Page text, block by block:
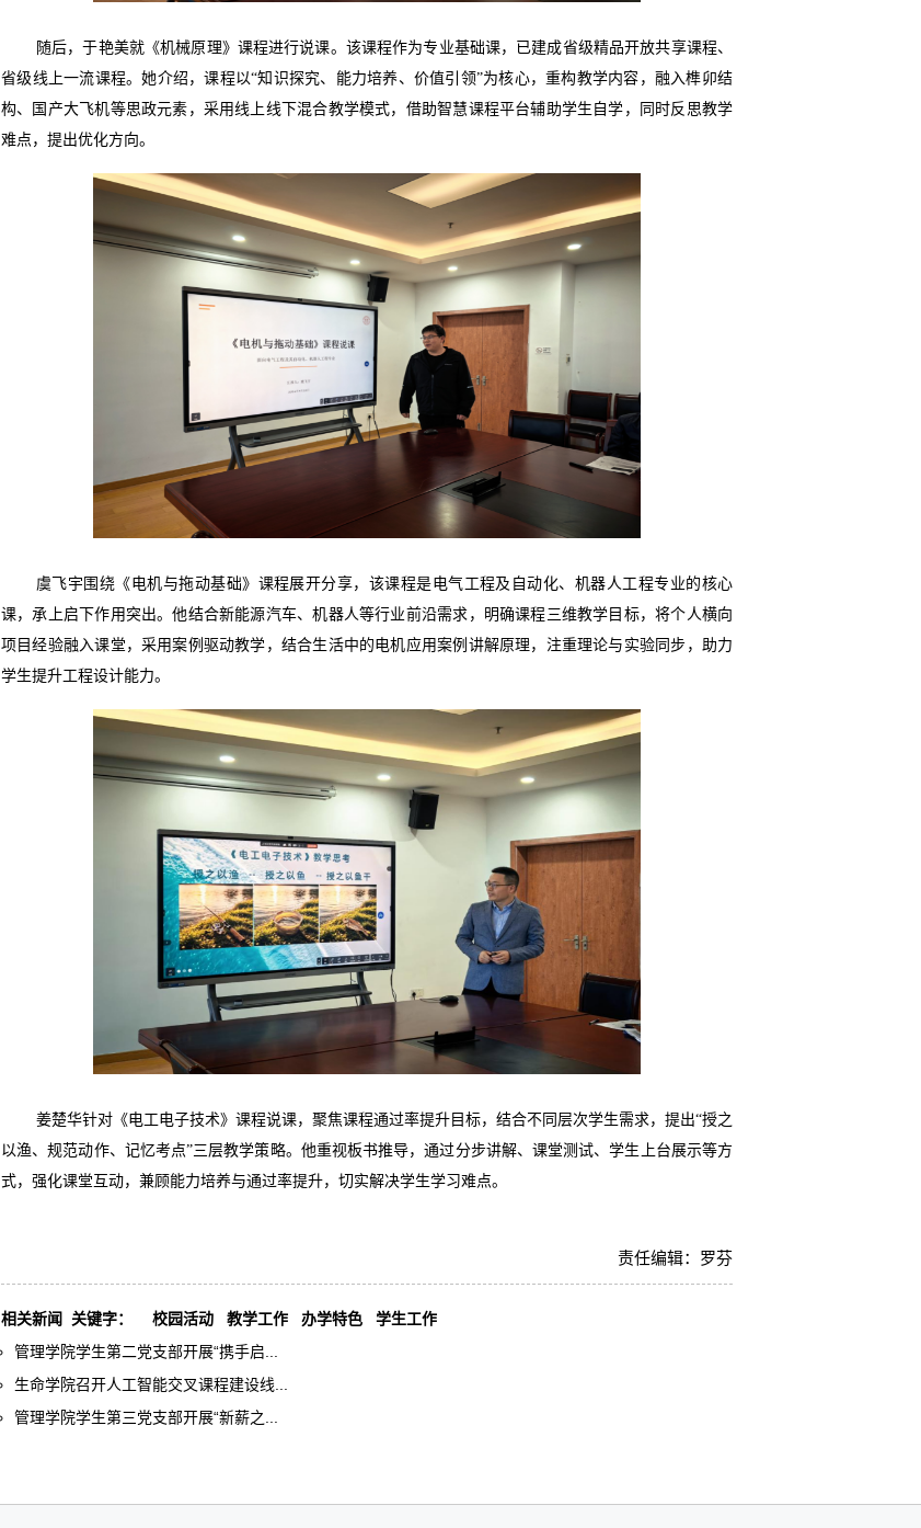
随后，于艳美就《机械原理》课程进行说课。该课程作为专业基础课，已建成省级精品开放共享课程、
省级线上一流课程。她介绍，课程以“知识探究、能力培养、价值引领”为核心，重构教学内容，融入榫卯结
构、国产大飞机等思政元素，采用线上线下混合教学模式，借助智慧课程平台辅助学生自学，同时反思教学
难点，提出优化方向。
虞飞宇围绕《电机与拖动基础》课程展开分享，该课程是电气工程及自动化、机器人工程专业的核心
课，承上启下作用突出。他结合新能源汽车、机器人等行业前沿需求，明确课程三维教学目标，将个人横向
项目经验融入课堂，采用案例驱动教学，结合生活中的电机应用案例讲解原理，注重理论与实验同步，助力
学生提升工程设计能力。
姜楚华针对《电工电子技术》课程说课，聚焦课程通过率提升目标，结合不同层次学生需求，提出“授之
以渔、规范动作、记忆考点”三层教学策略。他重视板书推导，通过分步讲解、课堂测试、学生上台展示等方
式，强化课堂互动，兼顾能力培养与通过率提升，切实解决学生学习难点。
责任编辑：罗芬
相关新闻 关键字： 校园活动 教学工作 办学特色
学生工作
管理学院学生第二党支部开展“携手启...
生命学院召开人工智能交叉课程建设线...
管理学院学生第三党支部开展“新薪之...